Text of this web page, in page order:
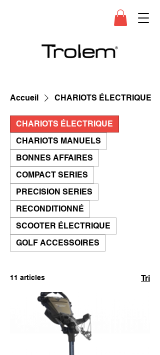
Accueil CHARIOTS ÉLECTRIQUE
CHARIOTS ÉLECTRIQUE
CHARIOTS MANUELS
BONNES AFFAIRES
COMPACT SERIES
PRECISION SERIES
RECONDITIONNÉ
SCOOTER ÉLECTRIQUE
GOLF ACCESSOIRES
11 articles Tri